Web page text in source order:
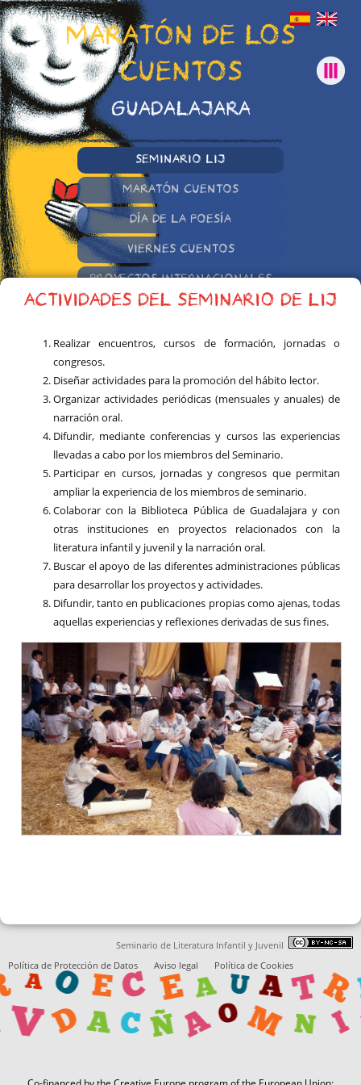
MARATÓN DE LOS
CUENTOS
GUADALAJARA
SEMINARIO LIJ
MARATÓN CUENTOS
DÍA DE LA POESÍA
VIERNES CUENTOS
PROYECTOS INTERNACIONALES
OTRAS INICIATIVAS
ACTIVIDADES DEL SEMINARIO DE LIJ
Realizar encuentros, cursos de formación, jornadas o
congresos.
Diseñar actividades para la promoción del hábito lector.
Organizar actividades periódicas (mensuales y anuales) de
narración oral.
Difundir, mediante conferencias y cursos las experiencias
llevadas a cabo por los miembros del Seminario.
Participar en cursos, jornadas y congresos que permitan
ampliar la experiencia de los miembros de seminario.
Colaborar con la Biblioteca Pública de Guadalajara y con
otras instituciones en proyectos relacionados con la
literatura infantil y juvenil y la narración oral.
Buscar el apoyo de las diferentes administraciones públicas
para desarrollar los proyectos y actividades.
Difundir, tanto en publicaciones propias como ajenas, todas
aquellas experiencias y reflexiones derivadas de sus fines.
Seminario de Literatura Infantil y Juvenil
Política de Protección de Datos
Aviso legal Política de Cookies